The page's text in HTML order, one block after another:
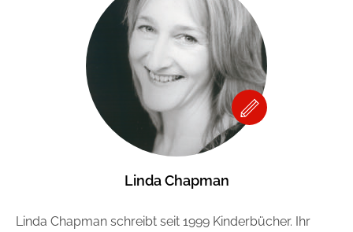
Linda Chapman
Linda Chapman schreibt seit 1999 Kinderbücher. Ihr